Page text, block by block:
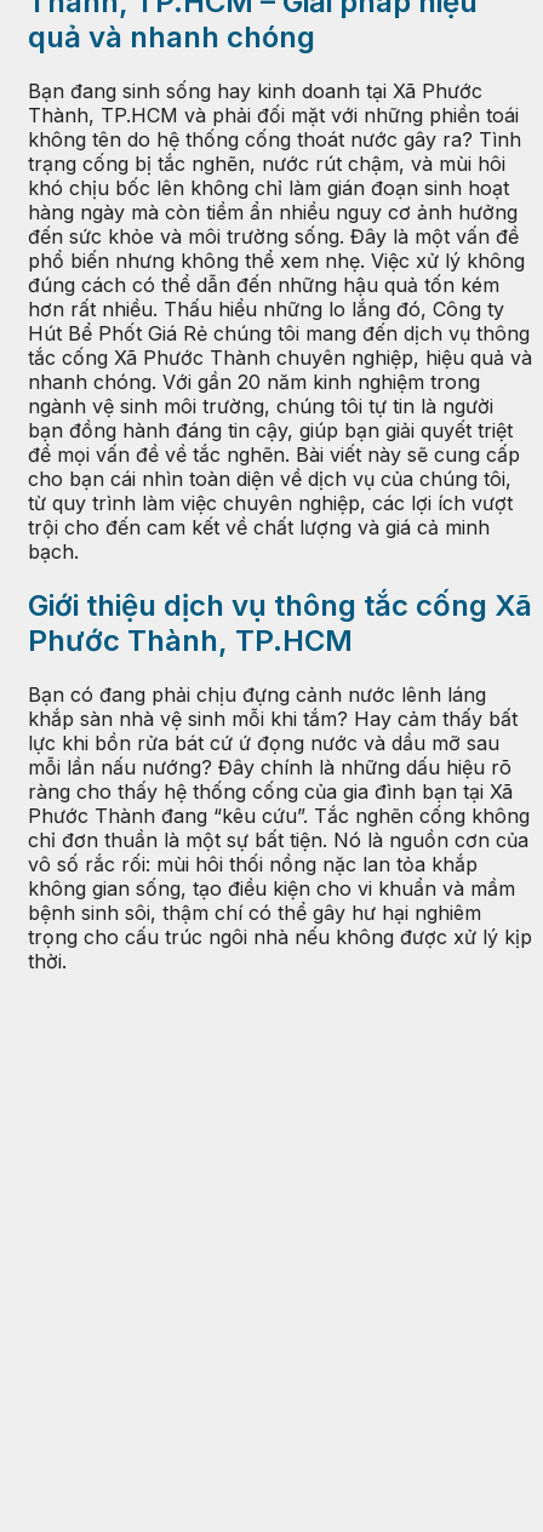
quả và nhanh chóng
Bạn đang sinh sống hay kinh doanh tại Xã Phước
Thành, TP.HCM và phải đối mặt với những phiền toái
không tên do hệ thống cống thoát nước gây ra? Tình
trạng cống bị tắc nghẽn, nước rút chậm, và mùi hôi
khó chịu bốc lên không chỉ làm gián đoạn sinh hoạt
hàng ngày mà còn tiềm ẩn nhiều nguy cơ ảnh hưởng
đến sức khỏe và môi trường sống. Đây là một vấn đề
phổ biến nhưng không thể xem nhẹ. Việc xử lý không
đúng cách có thể dẫn đến những hậu quả tốn kém
hơn rất nhiều. Thấu hiểu những lo lắng đó, Công ty
Hút Bể Phốt Giá Rẻ chúng tôi mang đến dịch vụ thông
tắc cống Xã Phước Thành chuyên nghiệp, hiệu quả và
nhanh chóng. Với gần 20 năm kinh nghiệm trong
ngành vệ sinh môi trường, chúng tôi tự tin là người
bạn đồng hành đáng tin cậy, giúp bạn giải quyết triệt
để mọi vấn đề về tắc nghẽn. Bài viết này sẽ cung cấp
cho bạn cái nhìn toàn diện về dịch vụ của chúng tôi,
từ quy trình làm việc chuyên nghiệp, các lợi ích vượt
trội cho đến cam kết về chất lượng và giá cả minh
bạch.
Giới thiệu dịch vụ thông tắc cống Xã
Phước Thành, TP.HCM
Bạn có đang phải chịu đựng cảnh nước lênh láng
khắp sàn nhà vệ sinh mỗi khi tắm? Hay cảm thấy bất
lực khi bồn rửa bát cứ ứ đọng nước và dầu mỡ sau
mỗi lần nấu nướng? Đây chính là những dấu hiệu rõ
ràng cho thấy hệ thống cống của gia đình bạn tại Xã
Phước Thành đang “kêu cứu”. Tắc nghẽn cống không
chỉ đơn thuần là một sự bất tiện. Nó là nguồn cơn của
vô số rắc rối: mùi hôi thối nồng nặc lan tỏa khắp
không gian sống, tạo điều kiện cho vi khuẩn và mầm
bệnh sinh sôi, thậm chí có thể gây hư hại nghiêm
trọng cho cấu trúc ngôi nhà nếu không được xử lý kịp
thời.